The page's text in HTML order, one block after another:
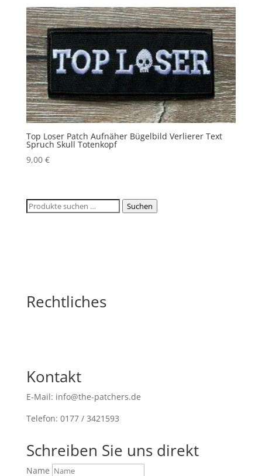
Top Loser Patch Aufnäher Bügelbild Verlierer Text
Spruch Skull Totenkopf
9,00 €
Suchen
Suchen
Rechtliches
Kontakt
E-Mail: info@the-patchers.de
Telefon: 0177 / 3421593
Schreiben Sie uns direkt
Name